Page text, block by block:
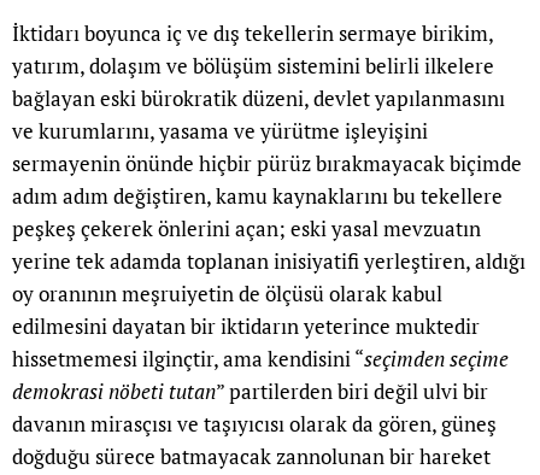
İktidarı boyunca iç ve dış tekellerin sermaye birikim,
yatırım, dolaşım ve bölüşüm sistemini belirli ilkelere
bağlayan eski bürokratik düzeni, devlet yapılanmasını
ve kurumlarını, yasama ve yürütme işleyişini
sermayenin önünde hiçbir pürüz bırakmayacak biçimde
adım adım değiştiren, kamu kaynaklarını bu tekellere
peşkeş çekerek önlerini açan; eski yasal mevzuatın
yerine tek adamda toplanan inisiyatifi yerleştiren, aldığı
oy oranının meşruiyetin de ölçüsü olarak kabul
edilmesini dayatan bir iktidarın yeterince muktedir
hissetmemesi ilginçtir, ama kendisini “seçimden seçime
demokrasi nöbeti tutan” partilerden biri değil ulvi bir
davanın mirasçısı ve taşıyıcısı olarak da gören, güneş
doğduğu sürece batmayacak zannolunan bir hareket